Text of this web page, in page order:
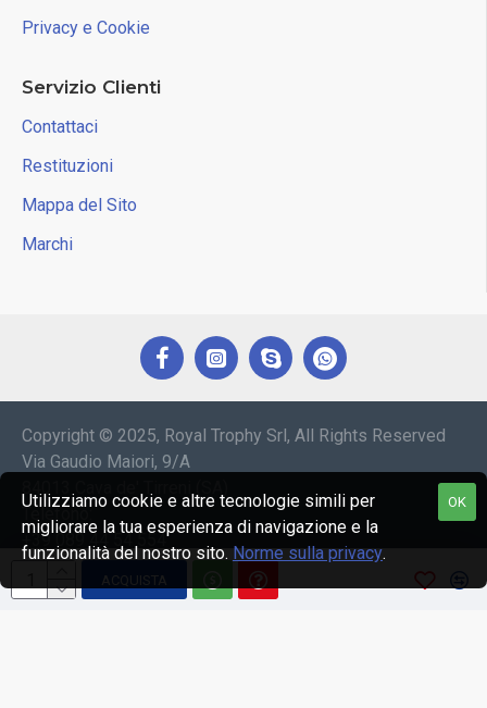
ACQUISTA
Privacy e Cookie
Servizio Clienti
Contattaci
Restituzioni
Mappa del Sito
Marchi
Copyright © 2025, Royal Trophy Srl, All Rights Reserved
Via Gaudio Maiori, 9/A
Telefono:
+39 089 44 54 554
+39 089 44 54 547
e-mail: araldica@royaltrophy.it
OK
Utilizziamo cookie e altre tecnologie simili per
migliorare la tua esperienza di navigazione e la
funzionalità del nostro sito. Norme sulla privacy.